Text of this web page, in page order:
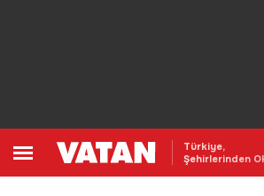
Türkiye,
Şehirlerinden